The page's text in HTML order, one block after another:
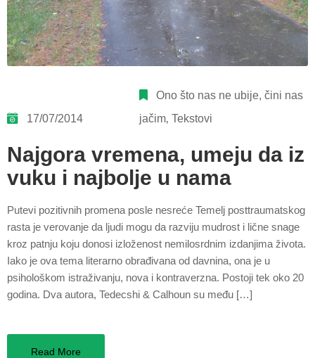
17/07/2014
Ono što nas ne ubije, čini nas
jačim‚Tekstovi
Najgora vremena, umeju da iz
vuku i najbolje u nama
Putevi pozitivnih promena posle nesreće Temelj posttraumatskog
rasta je verovanje da ljudi mogu da razviju mudrost i lične snage
kroz patnju koju donosi izloženost nemilosrdnim izdanjima života.
Iako je ova tema literarno obrađivana od davnina, ona je u
psihološkom istraživanju, nova i kontraverzna. Postoji tek oko 20
godina. Dva autora, Tedecshi & Calhoun su među […]
Read More